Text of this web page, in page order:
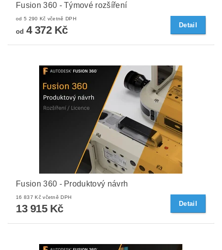
Fusion 360 - Týmové rozšíření
od 5 290 Kč včetně DPH
od 4 372 Kč Detail
Fusion 360 - Produktový návrh
16 837 Kč včetně DPH
13 915 Kč Detail